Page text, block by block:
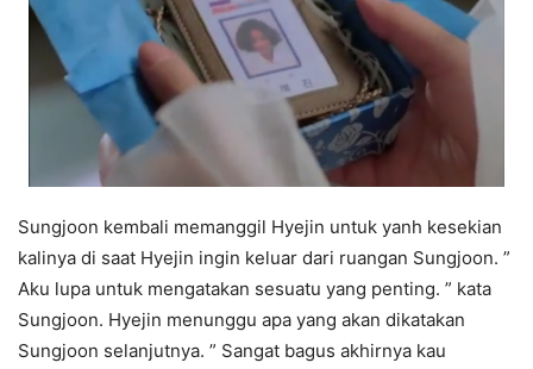
Sungjoon kembali memanggil Hyejin untuk yanh kesekian
kalinya di saat Hyejin ingin keluar dari ruangan Sungjoon. ”
Aku lupa untuk mengatakan sesuatu yang penting. ” kata
Sungjoon. Hyejin menunggu apa yang akan dikatakan
Sungjoon selanjutnya. ” Sangat bagus akhirnya kau